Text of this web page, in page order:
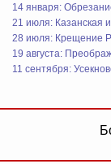
14 января:
21 июля: Казанская
28 июля: Крещение
19 августа:
11 сентября: